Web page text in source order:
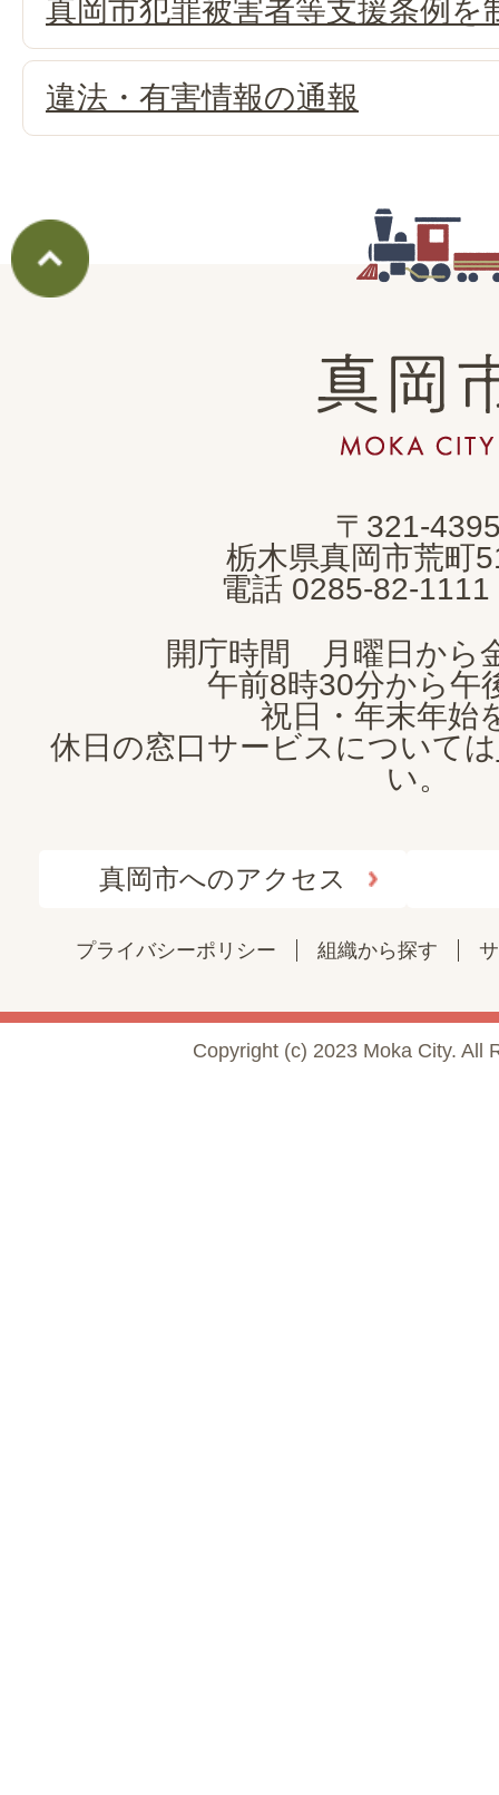
真岡市犯罪被害者等支援条例を
違法・有害情報の通報
真
岡
市
CITY
〒321-
栃木県真岡市荒町
電話 0285-82-1111
開庁時間 月曜日から
午前8時30分から午
祝日・年末年始
休日の窓口サービスについては
い。
真岡市へのアクセス
プライバシーポリシー 組織から探す
Copyright (c) 2023 Moka City. All